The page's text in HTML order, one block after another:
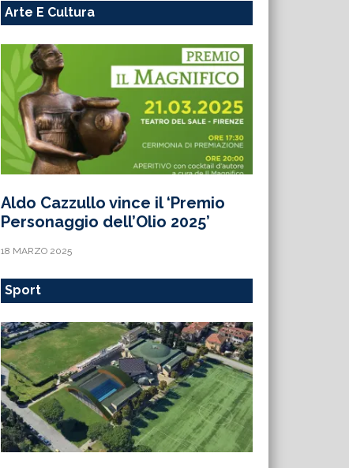
Arte E Cultura
Aldo Cazzullo vince il ‘Premio
Personaggio dell’Olio 2025’
18 MARZO 2025
Sport